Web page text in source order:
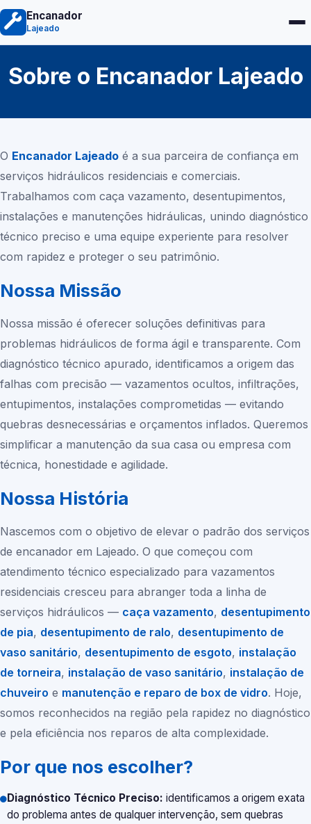
Encanador
Lajeado
Sobre o Encanador Lajeado
O Encanador Lajeado é a sua parceira de confiança em
serviços hidráulicos residenciais e comerciais.
Trabalhamos com caça vazamento, desentupimentos,
instalações e manutenções hidráulicas, unindo diagnóstico
técnico preciso e uma equipe experiente para resolver
com rapidez e proteger o seu patrimônio.
Nossa Missão
Nossa missão é oferecer soluções definitivas para
problemas hidráulicos de forma ágil e transparente. Com
diagnóstico técnico apurado, identificamos a origem das
falhas com precisão — vazamentos ocultos, infiltrações,
entupimentos, instalações comprometidas — evitando
quebras desnecessárias e orçamentos inflados. Queremos
simplificar a manutenção da sua casa ou empresa com
técnica, honestidade e agilidade.
Nossa História
Nascemos com o objetivo de elevar o padrão dos serviços
de encanador em Lajeado. O que começou com
atendimento técnico especializado para vazamentos
residenciais cresceu para abranger toda a linha de
serviços hidráulicos — caça vazamento, desentupimento
de pia, desentupimento de ralo, desentupimento de
vaso sanitário, desentupimento de esgoto, instalação
de torneira, instalação de vaso sanitário, instalação de
chuveiro e manutenção e reparo de box de vidro. Hoje,
somos reconhecidos na região pela rapidez no diagnóstico
e pela eficiência nos reparos de alta complexidade.
Por que nos escolher?
Diagnóstico Técnico Preciso: identificamos a origem exata
do problema antes de qualquer intervenção, sem quebras